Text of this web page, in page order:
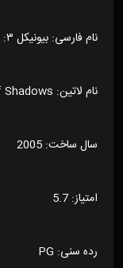
نام فارسی: بیونیکل ۳: شبکه سایه‌ها
نام لاتین: Bionicle 3 Web of Shadows
سال ساخت: 2005
امتیاز: 5.7
رده سنی: PG